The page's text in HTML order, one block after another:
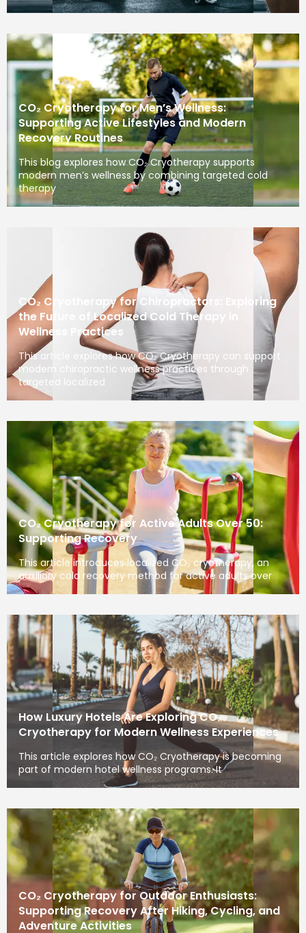
CO₂ Cryotherapy for Men’s Wellness:
Supporting Active Lifestyles and Modern
Recovery Routines
This blog explores how CO₂ Cryotherapy supports
modern men’s wellness by combining targeted cold
therapy
CO₂ Cryotherapy for Chiropractors: Exploring
the Future of Localized Cold Therapy in
Wellness Practices
This article explores how CO₂ Cryotherapy can support
modern chiropractic wellness practices through
targeted localized
CO₂ Cryotherapy for Active Adults Over 50:
Supporting Recovery
This article introduces localized CO₂ cryotherapy, an
auxiliary cold recovery method for active adults over
How Luxury Hotels Are Exploring CO₂
Cryotherapy for Modern Wellness Experiences
This article explores how CO₂ Cryotherapy is becoming
part of modern hotel wellness programs. It
CO₂ Cryotherapy for Outdoor Enthusiasts:
Supporting Recovery After Hiking, Cycling, and
Adventure Activities